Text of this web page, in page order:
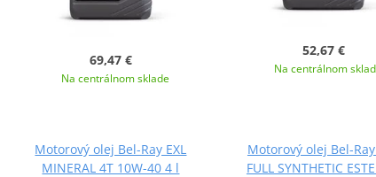
69,47 €
Na centrálnom sklade
52,67 €
Na centrálnom
Motorový olej Bel-Ray EXL
MINERAL 4T 10W-40 4 l
Motorový olej Bel-Ray
FULL SYNTHETIC